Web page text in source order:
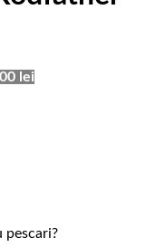
lei
pescari?